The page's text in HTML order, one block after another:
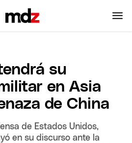
su
en Asia
de China
de Estados Unidos,
en su discurso ante la